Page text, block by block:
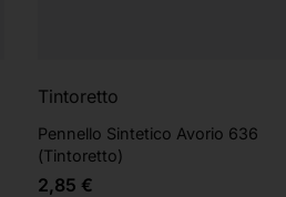
Tintoretto
Pennello Sintetico Avorio 636
(Tintoretto)
2,85 €